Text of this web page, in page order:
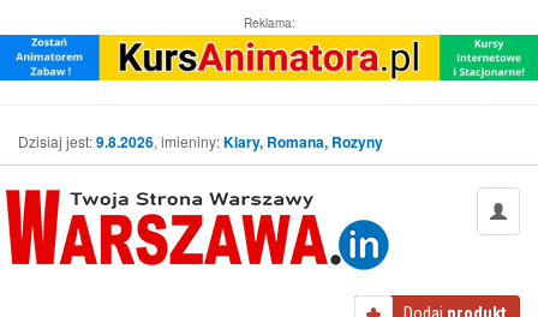
Reklama:
Dzisiaj jest:9.8.2026, imieniny:Klary, Romana, Rozyny